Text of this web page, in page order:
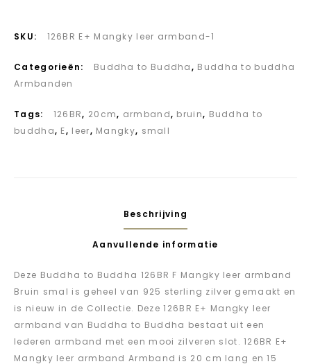
SKU: 126BR E+ Mangky leer armband-1
Categorieën: Buddha to Buddha, Buddha to buddha
Armbanden
Tags: 126BR, 20cm, armband, bruin, Buddha to
buddha, E, leer, Mangky, small
Beschrijving
Aanvullende informatie
Deze Buddha to Buddha 126BR F Mangky leer armband
Bruin smal is geheel van 925 sterling zilver gemaakt en
is nieuw in de Collectie. Deze 126BR E+ Mangky leer
armband van Buddha to Buddha bestaat uit een
lederen armband met een mooi zilveren slot. 126BR E+
Mangky leer armband Armband is 20 cm lang en 15